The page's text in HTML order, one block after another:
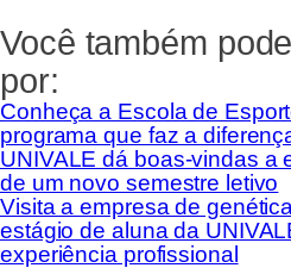
Você também
por:
Conheça a Escola de
programa que faz a
UNIVALE dá boas-vindas a
de um novo semestre letivo
Visita a empresa de
estágio de aluna da
experiência profissional